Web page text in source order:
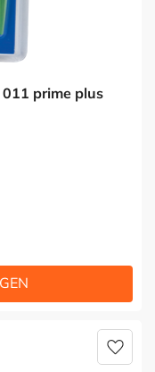
prime plus
Lägg